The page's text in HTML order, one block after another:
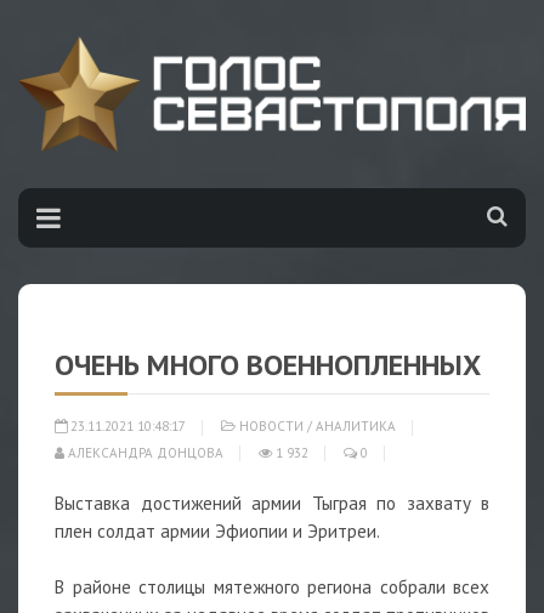
ОЧЕНЬ МНОГО ВОЕННОПЛЕННЫХ
23.11.2021 10:48:17 НОВОСТИ / АНАЛИТИКА
АЛЕКСАНДРА ДОНЦОВА
1 932 0
Выставка достижений армии Тыграя по захвату в
плен солдат армии Эфиопии и Эритреи.
В районе столицы мятежного региона собрали всех